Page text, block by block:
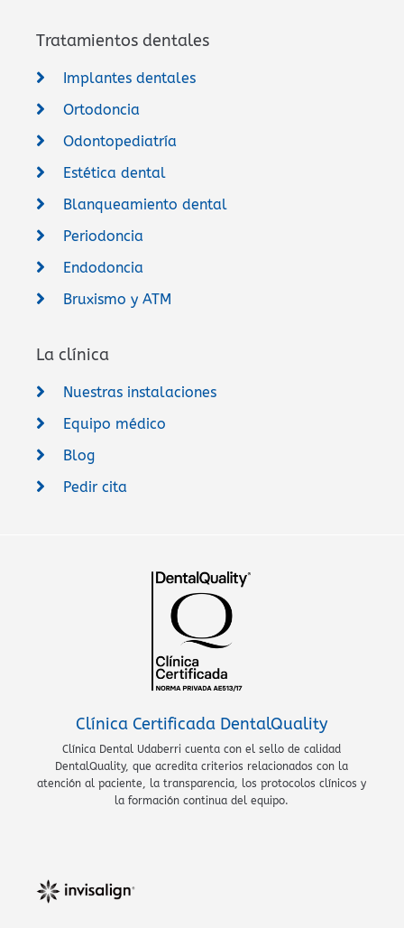
Tratamientos dentales
Implantes dentales
Ortodoncia
Odontopediatría
Estética dental
Blanqueamiento dental
Periodoncia
Endodoncia
Bruxismo y ATM
La clínica
Nuestras instalaciones
Equipo médico
Blog
Pedir cita
Clínica Certificada DentalQuality
Clínica Dental Udaberri cuenta con el sello de calidad
DentalQuality, que acredita criterios relacionados con la
atención al paciente, la transparencia, los protocolos clínicos y
la formación continua del equipo.